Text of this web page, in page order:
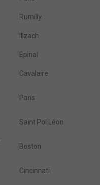
Rumilly
Illzach
Epinal
Cavalaire
Paris
Saint Pol Léon
Boston
Cincinnati